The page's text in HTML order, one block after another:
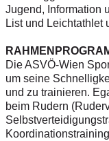
Jugend, Information
List und Leichtathlet
Die ASVÖ-Wien
um seine
und zu trainieren.
beim Rudern